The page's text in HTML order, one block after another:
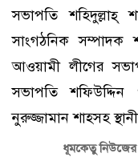
সভাপতি শহিদুল্লাহ্
সাংগঠনিক
আওয়ামী লীগের
সভাপতি
নুরুজ্জামান শাহ্সহ
ধূমকেতু নিউজের